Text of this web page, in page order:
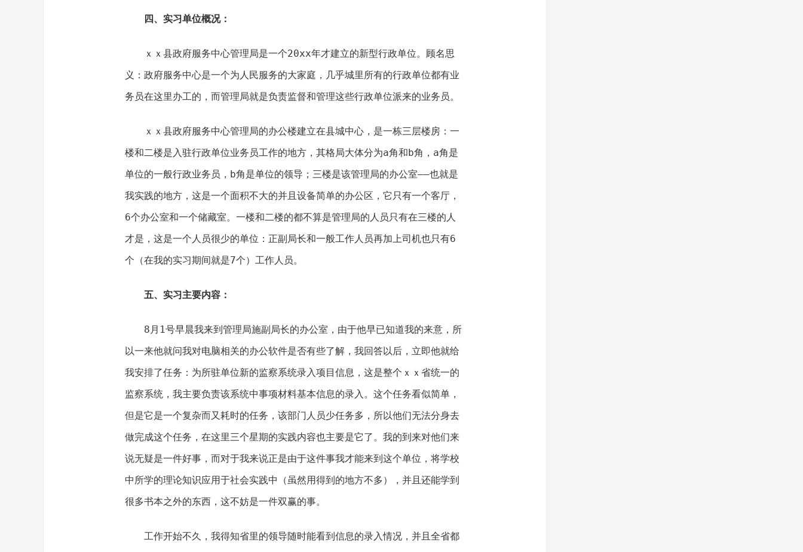
四、实习单位概况：
ｘｘ县政府服务中心管理局是一个20xx年才建立的新型行政单位。顾名思
义：政府服务中心是一个为人民服务的大家庭，几乎城里所有的行政单位都有业
务员在这里办工的，而管理局就是负责监督和管理这些行政单位派来的业务员。
ｘｘ县政府服务中心管理局的办公楼建立在县城中心，是一栋三层楼房：一
楼和二楼是入驻行政单位业务员工作的地方，其格局大体分为a角和b角，a角是
单位的一般行政业务员，b角是单位的领导；三楼是该管理局的办公室——也就是
我实践的地方，这是一个面积不大的并且设备简单的办公区，它只有一个客厅，
6个办公室和一个储藏室。一楼和二楼的都不算是管理局的人员只有在三楼的人
才是，这是一个人员很少的单位：正副局长和一般工作人员再加上司机也只有6
个（在我的实习期间就是7个）工作人员。
五、实习主要内容：
8月1号早晨我来到管理局施副局长的办公室，由于他早已知道我的来意，所
以一来他就问我对电脑相关的办公软件是否有些了解，我回答以后，立即他就给
我安排了任务：为所驻单位新的监察系统录入项目信息，这是整个ｘｘ省统一的
监察系统，我主要负责该系统中事项材料基本信息的录入。这个任务看似简单，
但是它是一个复杂而又耗时的任务，该部门人员少任务多，所以他们无法分身去
做完成这个任务，在这里三个星期的实践内容也主要是它了。我的到来对他们来
说无疑是一件好事，而对于我来说正是由于这件事我才能来到这个单位，将学校
中所学的理论知识应用于社会实践中（虽然用得到的地方不多），并且还能学到
很多书本之外的东西，这不妨是一件双赢的事。
工作开始不久，我得知省里的领导随时能看到信息的录入情况，并且全省都